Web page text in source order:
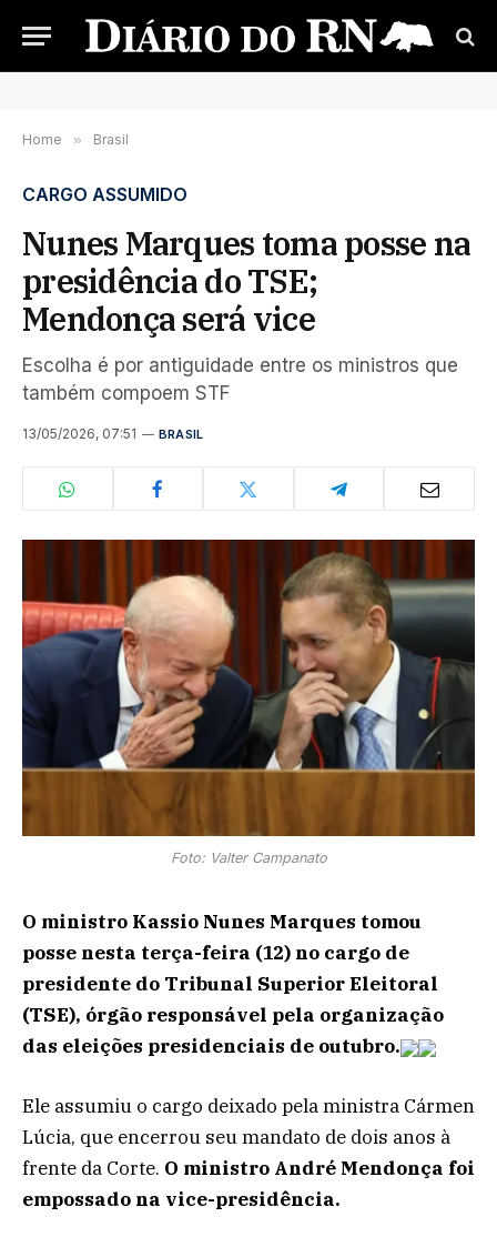
Home » Brasil
CARGO ASSUMIDO
Nunes Marques toma posse na
presidência do TSE;
Mendonça será vice
Escolha é por antiguidade entre os ministros que
também compoem STF
13/05/2026, 07:51 BRASIL
Foto: Valter Campanato
O ministro Kassio Nunes Marques tomou
posse nesta terça-feira (12) no cargo de
presidente do Tribunal Superior Eleitoral
(TSE), órgão responsável pela organização
das eleições presidenciais de outubro.
Ele assumiu o cargo deixado pela ministra Cármen
Lúcia, que encerrou seu mandato de dois anos à
frente da Corte. O ministro André Mendonça foi
empossado na vice-presidência.